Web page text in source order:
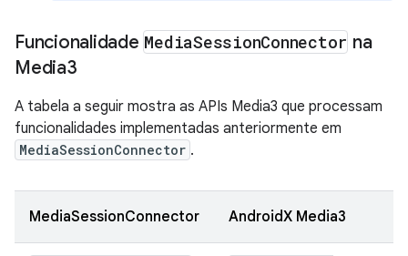
Funcionalidade MediaSessionConnector na
Media3
A tabela a seguir mostra as APIs Media3 que processam
funcionalidades implementadas anteriormente em
MediaSessionConnector .
MediaSessionConnector AndroidX Media3